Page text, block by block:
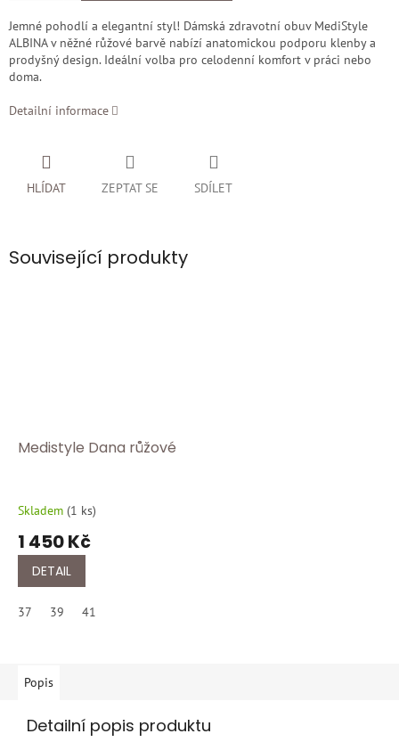
Jemné pohodlí a elegantní styl! Dámská zdravotní obuv MediStyle
ALBINA v něžné růžové barvě nabízí anatomickou podporu klenby a
prodyšný design. Ideální volba pro celodenní komfort v práci nebo
doma.
Detailní informace
ZEPTAT SE
HLÍDAT SDÍLET
Související produkty
Medistyle Dana růžové
Skladem (1 ks)
1 450 Kč
DETAIL
37 39 41
Popis
Detailní popis produktu